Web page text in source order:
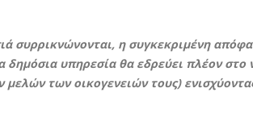
συρρικνώνονται, η συγκεκριμένη
δημόσια υπηρεσία θα εδρεύει πλέον στο
των οικογενειών τους)